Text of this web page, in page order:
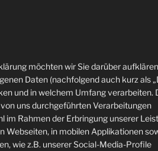
möchten wir Sie darüber
Daten (nachfolgend auch kurz als
und in welchem Umfang verarbeiten.
uns durchgeführten Verarbeitungen
im Rahmen der Erbringung unserer
Webseiten, in mobilen Applikationen
wie z.B. unserer Social-Media-Profile